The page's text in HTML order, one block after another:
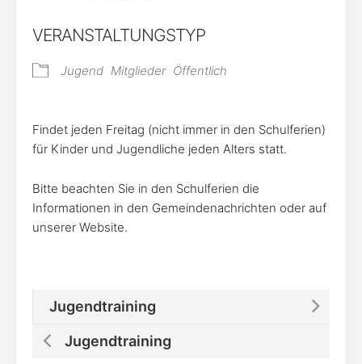
VERANSTALTUNGSTYP
Jugend Mitglieder Öffentlich
Findet jeden Freitag (nicht immer in den Schulferien)
für Kinder und Jugendliche jeden Alters statt.
Bitte beachten Sie in den Schulferien die
Informationen in den Gemeindenachrichten oder auf
unserer Website.
Jugendtraining
Jugendtraining